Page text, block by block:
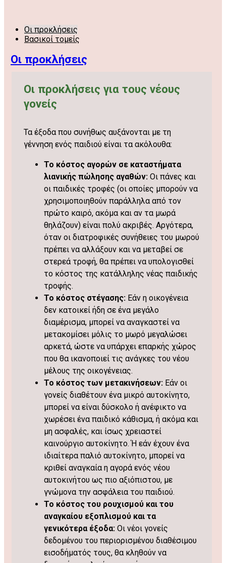
Οι προκλήσεις
Βασικοί τομείς
Οι προκλήσεις
Οι προκλήσεις για τους νέους
γονείς
Τα έξοδα που συνήθως αυξάνονται με τη
γέννηση ενός παιδιού είναι τα ακόλουθα:
Το κόστος αγορών σε καταστήματα
λιανικής πώλησης αγαθών:Οι πάνες και
οι παιδικές τροφές (οι οποίες μπορούν να
χρησιμοποιηθούν παράλληλα από τον
πρώτο καιρό, ακόμα και αν τα μωρά
θηλάζουν) είναι πολύ ακριβές. Αργότερα,
όταν οι διατροφικές συνήθειες του μωρού
πρέπει να αλλάξουν και να μεταβεί σε
στερεά τροφή, θα πρέπει να υπολογισθεί
το κόστος της κατάλληλης νέας παιδικής
τροφής.
Το κόστος στέγασης:Εάν η οικογένεια
δεν κατοικεί ήδη σε ένα μεγάλο
διαμέρισμα, μπορεί να αναγκαστεί να
μετακομίσει μόλις το μωρό μεγαλώσει
αρκετά, ώστε να υπάρχει επαρκής χώρος
που θα ικανοποιεί τις ανάγκες του νέου
μέλους της οικογένειας.
Το κόστος των μετακινήσεων:Εάν οι
γονείς διαθέτουν ένα μικρό αυτοκίνητο,
μπορεί να είναι δύσκολο ή ανέφικτο να
χωρέσει ένα παιδικό κάθισμα, ή ακόμα και
μη ασφαλές, και ίσως χρειαστεί
καινούργιο αυτοκίνητο. Ή εάν έχουν ένα
ιδιαίτερα παλιό αυτοκίνητο, μπορεί να
κριθεί αναγκαία η αγορά ενός νέου
αυτοκινήτου ως πιο αξιόπιστου, με
γνώμονα την ασφάλεια του παιδιού.
Το κόστος του ρουχισμού και του
αναγκαίου εξοπλισμού και τα
γενικότερα έξοδα:Οι νέοι γονείς
δεδομένου του περιορισμένου διαθέσιμου
εισοδήματός τους, θα κληθούν να